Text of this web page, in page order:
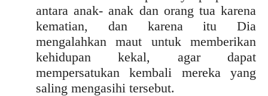
antara anak- anak dan orang tua karena
kematian, dan karena itu Dia
mengalahkan maut untuk memberikan
kehidupan kekal, agar dapat
mempersatukan kembali mereka yang
saling mengasihi tersebut.